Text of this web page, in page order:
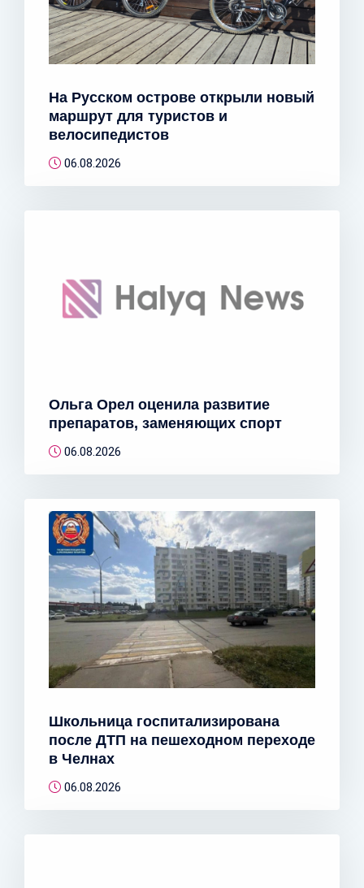
На Русском острове открыли новый
маршрут для туристов и
велосипедистов
06.08.2026
Ольга Орел оценила развитие
препаратов, заменяющих спорт
06.08.2026
Школьница госпитализирована
после ДТП на пешеходном переходе
в Челнах
06.08.2026